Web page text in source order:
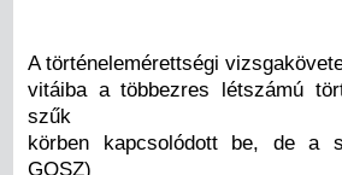
A történelemérettségi
vitáiba a többezres létszámú
szűk
körben kapcsolódott be, de a
GOSZ)